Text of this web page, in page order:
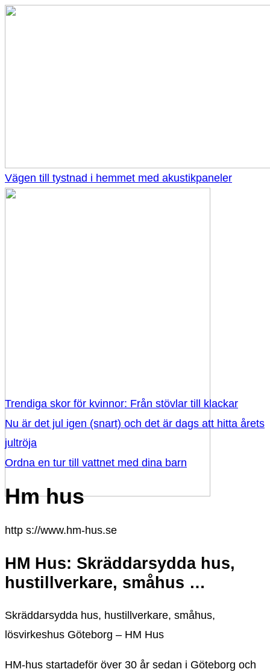
Vägen till tystnad i hemmet med akustikpaneler
Trendiga skor för kvinnor: Från stövlar till klackar
Nu är det jul igen (snart) och det är dags att hitta årets
jultröja
Ordna en tur till vattnet med dina barn
Hm hus
http s://www.hm-hus.se
HM Hus: Skräddarsydda hus,
hustillverkare, småhus …
Skräddarsydda hus, hustillverkare, småhus,
lösvirkeshus Göteborg – HM Hus
HM-hus startadeför över 30 år sedan i Göteborg och